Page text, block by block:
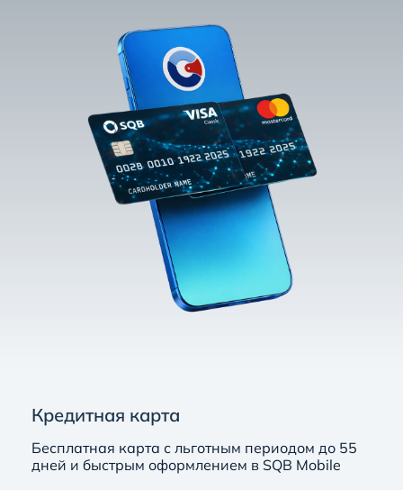
Кредитная карта
Бесплатная карта с льготным периодом до 55
дней и быстрым оформлением в SQB Mobile